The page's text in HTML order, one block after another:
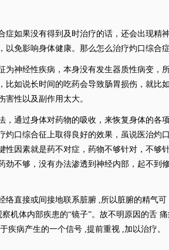
如果没有得到及时治疗的话，还会出现精
以免影响身体健康。那么怎么治疗灼口综合
神经性疾病，本身没有发生器质性病变，
比如说长时间的吃药会导致肠胃损伤，就比
害性以及副作用太大。
通过身体对药物的吸收，来恢复身体的各
灼口综合征上取得良好的效果，虽说医治灼
性因素就是药不对症，药物不够针对，不够
劲不够，没有办法渗透到神经内部，起不到
直接或间接地联系脏腑 ,所以脏腑的精气可
机体内部疾患的“镜子”。故不明原因的舌
疾病产生的一个信号 ,提前重视 ,加以治疗。